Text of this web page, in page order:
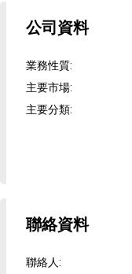
公司資料
業務性質:
主要市場:
主要分類:
聯絡資料
聯絡人: